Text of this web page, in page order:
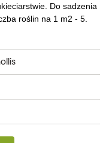
Do sadzenia
roślin na 1 m2 - 5.